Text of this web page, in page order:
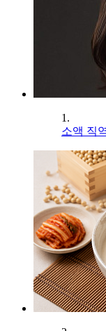
1.
소액 직